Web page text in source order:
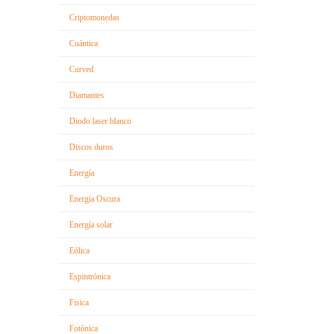
Criptomonedas
Cuántica
Curved
Diamantes
Diodo laser blanco
Discos duros
Energía
Energía Oscura
Energía solar
Eólica
Espintrónica
Fisica
Fotónica